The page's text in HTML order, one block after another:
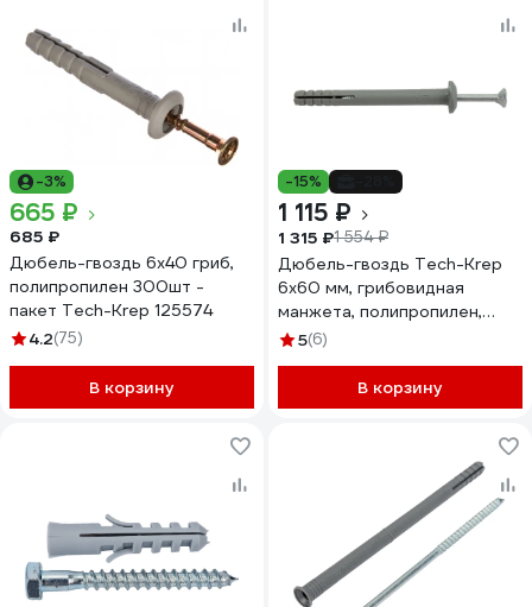
-3%
665 ₽
685 ₽
Дюбель-гвоздь 6х40 гриб,
полипропилен 300шт -
пакет Tech-Krep 125574
4.2(75)
В корзину
-15%
1 115 ₽
1 315 ₽1 554 ₽
Дюбель-гвоздь Tech-Krep
6x60 мм, грибовидная
манжета, полипропилен,
500 шт. 154276
5(6)
В корзину